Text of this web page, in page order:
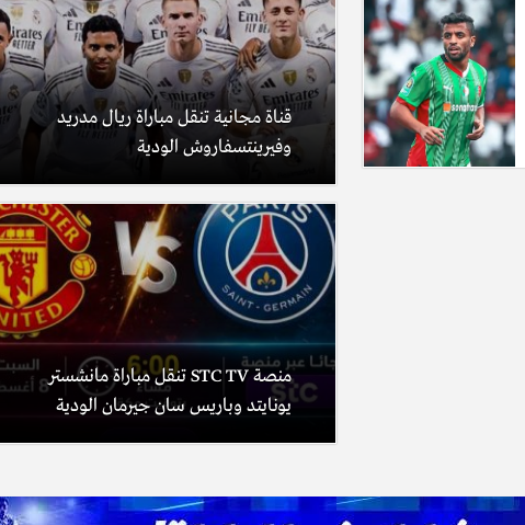
قناة مجانية تنقل مباراة ريال مدريد
وفيرينتسفاروش الودية
منصة STC TV تنقل مباراة مانشستر
يونايتد وباريس سان جيرمان الودية